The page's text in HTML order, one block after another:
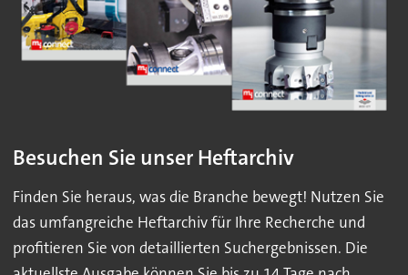
Besuchen Sie unser Heftarchiv
Finden Sie heraus, was die Branche bewegt! Nutzen Sie
das umfangreiche Heftarchiv für Ihre Recherche und
profitieren Sie von detaillierten Suchergebnissen. Die